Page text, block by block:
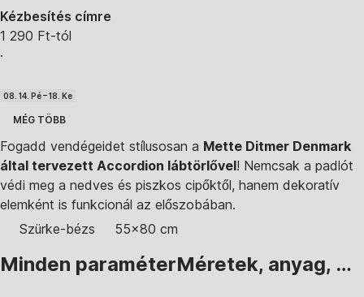
Kézbesítés címre
1 290 Ft-tól
·
08. 14. Pé – 18. Ke
MÉG TÖBB
Fogadd vendégeidet stílusosan a Mette Ditmer Denmark
által tervezett Accordion lábtörlővel! Nemcsak a padlót
védi meg a nedves és piszkos cipőktől, hanem dekoratív
elemként is funkcionál az előszobában.
Szürke-bézs
55x80 cm
Minden paraméterMéretek, anyag, …